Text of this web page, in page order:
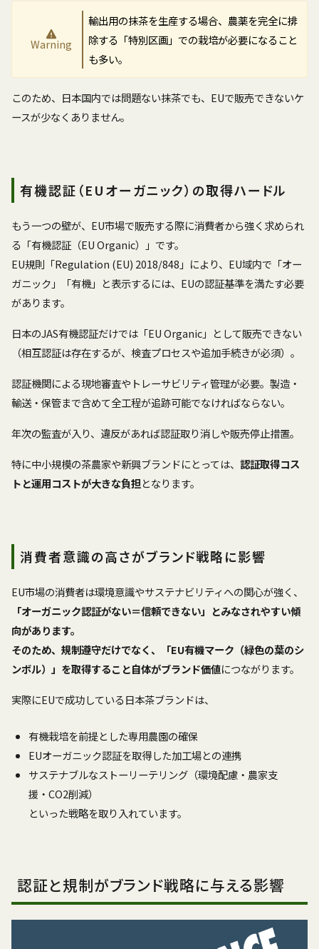
Warning
輸出用の抹茶を生産する場合、農薬を完全に排
除する「特別区画」での栽培が必要になること
も多い。
このため、日本国内では問題ない抹茶でも、EUで販売できないケ
ースが少なくありません。
有機認証（EUオーガニック）の取得ハードル
もう一つの壁が、EU市場で販売する際に消費者から強く求められ
る「有機認証（EU Organic）」です。
EU規則「Regulation (EU) 2018/848」により、EU域内で「オー
ガニック」「有機」と表示するには、EUの認証基準を満たす必要
があります。
日本のJAS有機認証だけでは「EU Organic」として販売できない
（相互認証は存在するが、検査プロセスや追加手続きが必須）。
認証機関による現地審査やトレーサビリティ管理が必要。製造・
輸送・保管まで含めて全工程が追跡可能でなければならない。
年次の監査が入り、違反があれば認証取り消しや販売停止措置。
特に中小規模の茶農家や新興ブランドにとっては、 認証取得コス
トと運用コストが大きな負担となります。
消費者意識の高さがブランド戦略に影響
EU市場の消費者は環境意識やサステナビリティへの関心が強く、
「オーガニック認証がない＝信頼できない」とみなされやすい傾
向があります。
そのため、規制遵守だけでなく、「EU有機マーク（緑色の葉のシ
ンボル）」を取得すること自体がブランド価値につながります。
実際にEUで成功している日本茶ブランドは、
有機栽培を前提とした専用農園の確保
EUオーガニック認証を取得した加工場との連携
サステナブルなストーリーテリング（環境配慮・農家支
援・CO2削減）
といった戦略を取り入れています。
認証と規制がブランド戦略に与える影響